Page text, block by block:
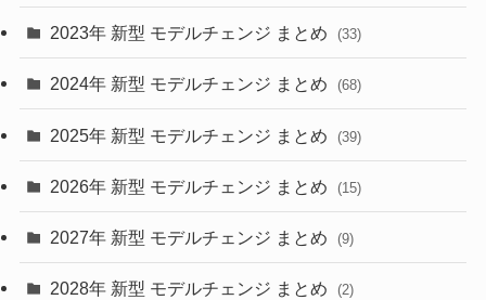
(22)
(4)
(9)
(4)
(1)
2023年 新型 モデルチェンジ まとめ (33)
2024年 新型 モデルチェンジ まとめ (68)
2025年 新型 モデルチェンジ まとめ (39)
2026年 新型 モデルチェンジ まとめ (15)
2027年 新型 モデルチェンジ まとめ (9)
2028年 新型 モデルチェンジ まとめ (2)